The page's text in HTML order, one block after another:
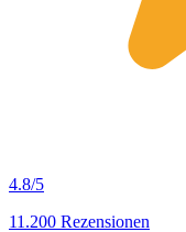
4.8/5
11.200 Rezensionen